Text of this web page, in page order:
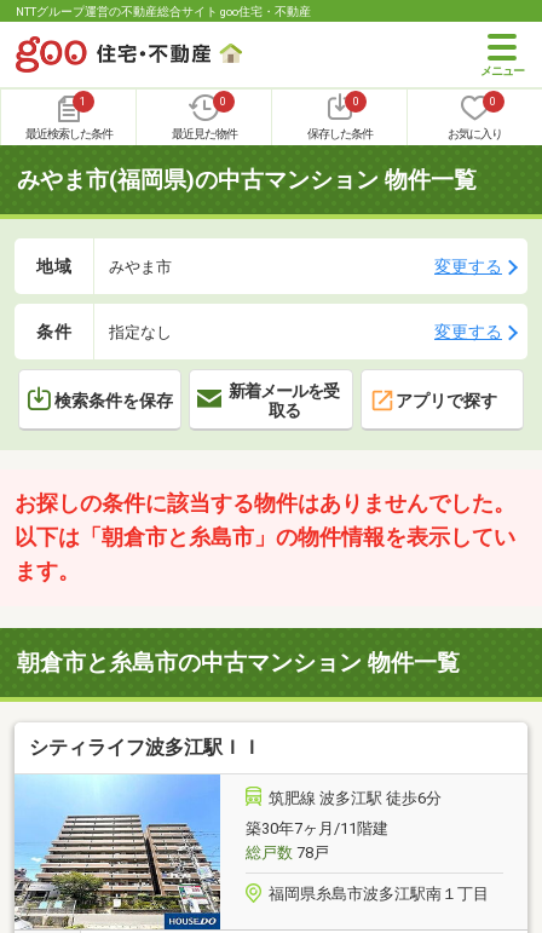
NTTグループ運営の不動産総合サイト goo住宅・不動産
1
最近検索した条件
0
最近見た物件
0
保存した条件
0
お気に入り
みやま市(福岡県)の中古マンション 物件一覧
地域 みやま市 変更する
条件 指定なし 変更する
検索条件を保存
新着メールを受
取る
アプリで探す
お探しの条件に該当する物件はありませんでした。
以下は「朝倉市と糸島市」の物件情報を表示してい
ます。
朝倉市と糸島市の中古マンション 物件一覧
シティライフ波多江駅ＩＩ
筑肥線 波多江駅 徒歩6分
築30年7ヶ月/11階建
総戸数78戸
福岡県糸島市波多江駅南１丁目